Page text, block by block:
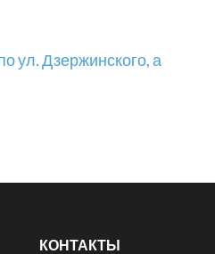
ул. Дзержинского, а
КОНТАКТЫ